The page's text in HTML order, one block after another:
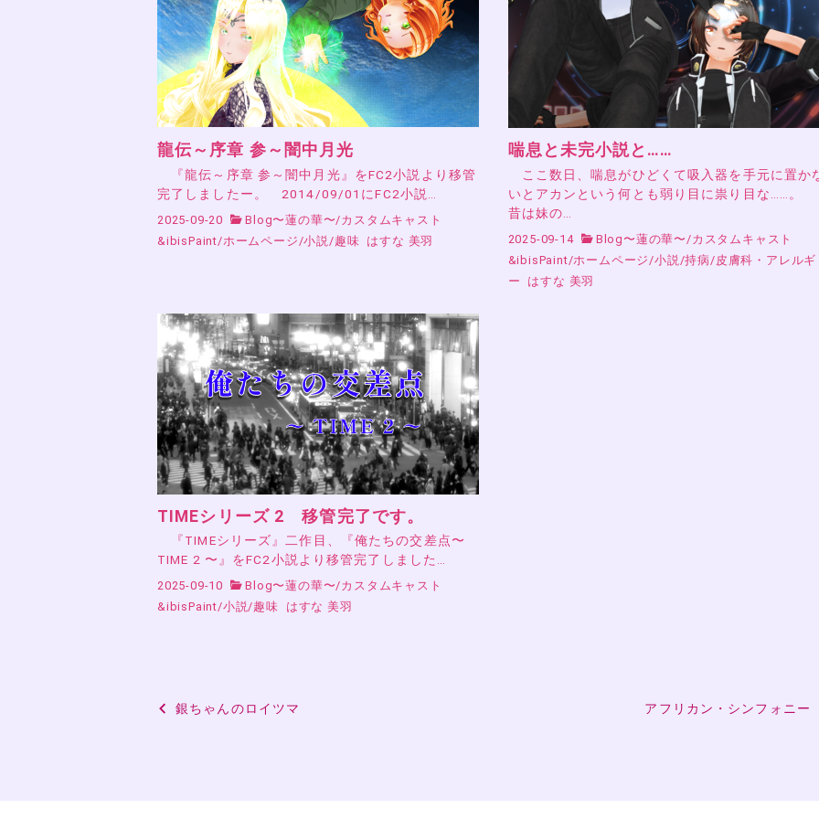
龍伝～序章 参～闇中月光
『龍伝～序章 参～闇中月光』をFC2小説より移管
完了しましたー。 2014/09/01にFC2小説…
2025-09-20 Blog〜蓮の華〜/カスタムキャスト
&ibisPaint/ホームページ /小説 /趣味 はすな 美羽
喘息と未完小説と……
ここ数日、喘息がひどくて吸入器を手元に置か
いとアカンという何とも弱り目に祟り目な……。
昔は妹の…
2025-09-14 Blog〜蓮の華〜 /カスタムキャスト
&ibisPaint/ホームページ /小説 /持病 / 皮膚科・アレルギ
ー
はすな 美羽
TIMEシリーズ 2 移管完了です。
『TIMEシリーズ』二作目、『俺たちの交差点〜
TIME 2 〜』をFC2小説より移管完了しました…
2025-09-10 Blog〜蓮の華〜/カスタムキャスト
&ibisPaint/小説/趣味 はすな 美羽
投
銀ちゃんのロイツマ アフリカン・シンフォニー